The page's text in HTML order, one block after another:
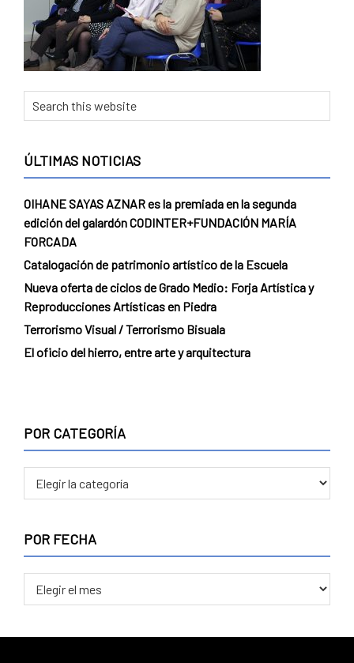
Pamplona
Primary
Sidebar
Search
this
ÚLTIMAS NOTICIAS
OIHANE SAYAS AZNAR es la premiada en la segunda
edición del galardón CODINTER+FUNDACIÓN MARÍA
FORCADA
Catalogación de patrimonio artístico de la Escuela
Nueva oferta de ciclos de Grado Medio: Forja Artística y
Reproducciones Artísticas en Piedra
Terrorismo Visual / Terrorismo Bisuala
El oficio del hierro, entre arte y arquitectura
POR CATEGORÍA
CATEGORÍA
POR FECHA
FECHA